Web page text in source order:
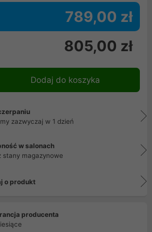
789,00 zł
805,00 zł
Dodaj do koszyka
zazwyczaj w 1 dzień
w salonach
stany magazynowe
o produkt
producenta